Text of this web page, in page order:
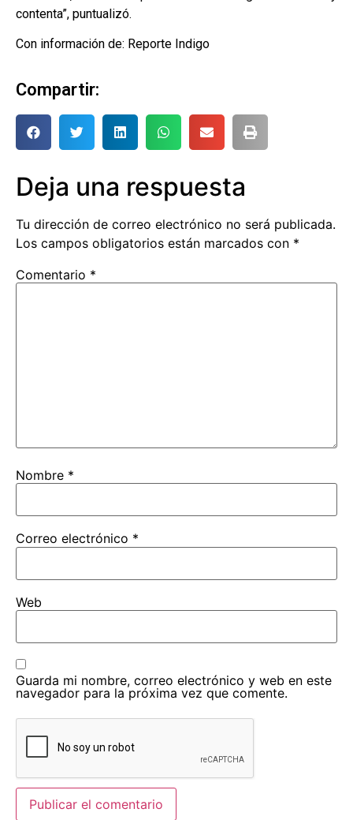
contenta”, puntualizó.
Con información de: Reporte Indigo
Compartir:
Deja una respuesta
Tu dirección de correo electrónico no será publicada.
Los campos obligatorios están marcados con *
Comentario *
Nombre *
Correo electrónico *
Web
Guarda mi nombre, correo electrónico y web en este
navegador para la próxima vez que comente.